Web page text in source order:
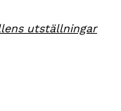
utställningar